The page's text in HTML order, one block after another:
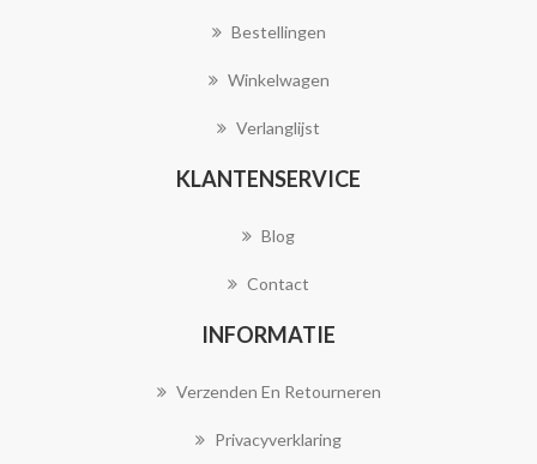
Bestellingen
Winkelwagen
Verlanglijst
KLANTENSERVICE
Blog
Contact
INFORMATIE
Verzenden En Retourneren
Privacyverklaring